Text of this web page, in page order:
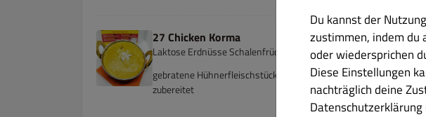
27 Chicken Korma
Laktose Erdnüsse Schalenfrüchte
gebratene Hühnerfleischstücke in einer milden Sauce Gewürzen
zubereitet
Du kannst der
zustimmen, indem du
oder wiedersprichen
Diese Einstellungen
nachträglich deine